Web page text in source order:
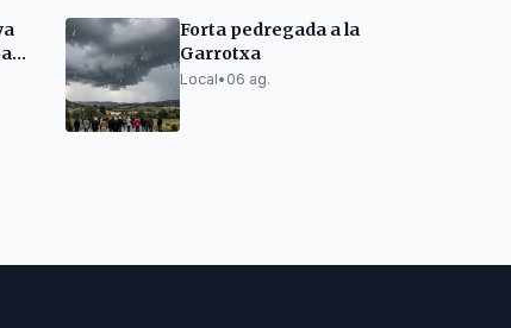
Forta pedregada a la
Garrotxa
Local• 06 ag.